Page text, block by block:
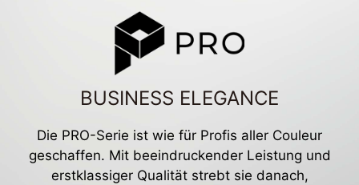
BUSINESS ELEGANCE
Die PRO-Serie ist wie für Profis aller Couleur
geschaffen. Mit beeindruckender Leistung und
erstklassiger Qualität strebt sie danach,